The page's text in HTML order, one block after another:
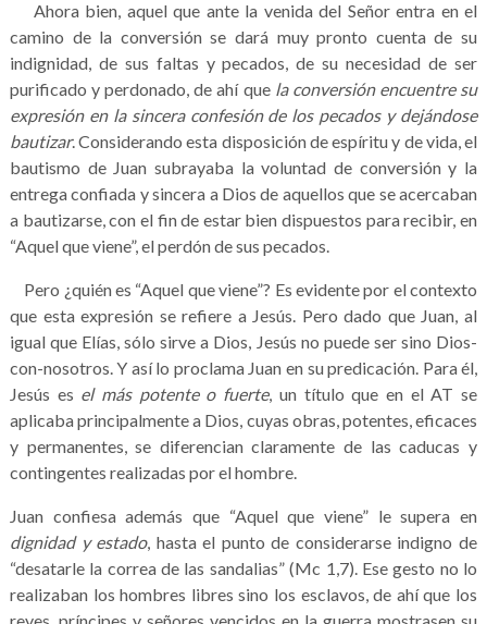
Ahora bien, aquel que ante la venida del Señor entra en el
camino de la conversión se dará muy pronto cuenta de su
indignidad, de sus faltas y pecados, de su necesidad de ser
purificado y perdonado, de ahí que la conversión encuentre su
expresión en la sincera confesión de los pecados y dejándose
bautizar. Considerando esta disposición de espíritu y de vida, el
bautismo de Juan subrayaba la voluntad de conversión y la
entrega confiada y sincera a Dios de aquellos que se acercaban
a bautizarse, con el fin de estar bien dispuestos para recibir, en
“Aquel que viene”, el perdón de sus pecados.
Pero ¿quién es “Aquel que viene”? Es evidente por el contexto
que esta expresión se refiere a Jesús. Pero dado que Juan, al
igual que Elías, sólo sirve a Dios, Jesús no puede ser sino Dios-
con-nosotros. Y así lo proclama Juan en su predicación. Para él,
Jesús es el más potente o fuerte, un título que en el AT se
aplicaba principalmente a Dios, cuyas obras, potentes, eficaces
y permanentes, se diferencian claramente de las caducas y
contingentes realizadas por el hombre.
Juan confiesa además que “Aquel que viene” le supera en
dignidad y estado, hasta el punto de considerarse indigno de
“desatarle la correa de las sandalias” (Mc 1,7). Ese gesto no lo
realizaban los hombres libres sino los esclavos, de ahí que los